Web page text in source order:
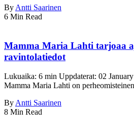
By Antti Saarinen
6 Min Read
Mamma Maria Lahti tarjoaa
ravintolatiedot
Lukuaika: 6 min Uppdaterat: 02
Mamma Maria Lahti on
By Antti Saarinen
8 Min Read